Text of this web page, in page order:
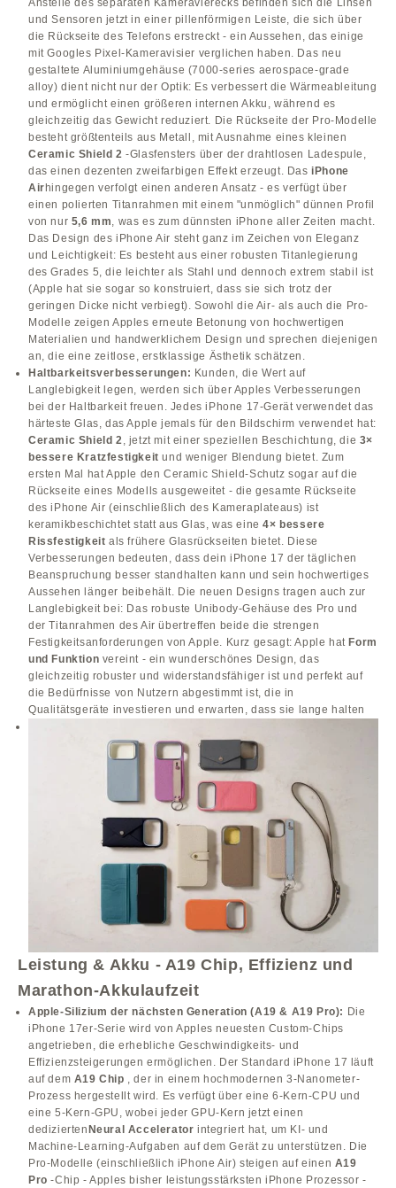
Anstelle des separaten Kameravierecks befinden sich die Linsen
und Sensoren jetzt in einer pillenförmigen Leiste, die sich über
die Rückseite des Telefons erstreckt - ein Aussehen, das einige
mit Googles Pixel-Kameravisier verglichen haben. Das neu
gestaltete Aluminiumgehäuse (7000-series aerospace-grade
alloy) dient nicht nur der Optik: Es verbessert die Wärmeableitung
und ermöglicht einen größeren internen Akku, während es
gleichzeitig das Gewicht reduziert. Die Rückseite der Pro-Modelle
besteht größtenteils aus Metall, mit Ausnahme eines kleinen
Ceramic Shield 2 -Glasfensters über der drahtlosen Ladespule,
das einen dezenten zweifarbigen Effekt erzeugt. Das iPhone
Air hingegen verfolgt einen anderen Ansatz - es verfügt über
einen polierten Titanrahmen mit einem "unmöglich" dünnen Profil
von nur 5,6 mm, was es zum dünnsten iPhone aller Zeiten macht.
Das Design des iPhone Air steht ganz im Zeichen von Eleganz
und Leichtigkeit: Es besteht aus einer robusten Titanlegierung
des Grades 5, die leichter als Stahl und dennoch extrem stabil ist
(Apple hat sie sogar so konstruiert, dass sie sich trotz der
geringen Dicke nicht verbiegt). Sowohl die Air- als auch die Pro-
Modelle zeigen Apples erneute Betonung von hochwertigen
Materialien und handwerklichem Design und sprechen diejenigen
an, die eine zeitlose, erstklassige Ästhetik schätzen.
Haltbarkeitsverbesserungen: Kunden, die Wert auf
Langlebigkeit legen, werden sich über Apples Verbesserungen
bei der Haltbarkeit freuen. Jedes iPhone 17-Gerät verwendet das
härteste Glas, das Apple jemals für den Bildschirm verwendet hat:
Ceramic Shield 2, jetzt mit einer speziellen Beschichtung, die 3×
bessere Kratzfestigkeit und weniger Blendung bietet. Zum
ersten Mal hat Apple den Ceramic Shield-Schutz sogar auf die
Rückseite eines Modells ausgeweitet - die gesamte Rückseite
des iPhone Air (einschließlich des Kameraplateaus) ist
keramikbeschichtet statt aus Glas, was eine4× bessere
Rissfestigkeit als frühere Glasrückseiten bietet. Diese
Verbesserungen bedeuten, dass dein iPhone 17 der täglichen
Beanspruchung besser standhalten kann und sein hochwertiges
Aussehen länger beibehält. Die neuen Designs tragen auch zur
Langlebigkeit bei: Das robuste Unibody-Gehäuse des Pro und
der Titanrahmen des Air übertreffen beide die strengen
Festigkeitsanforderungen von Apple. Kurz gesagt: Apple hat Form
und Funktion vereint - ein wunderschönes Design, das
gleichzeitig robuster und widerstandsfähiger ist und perfekt auf
die Bedürfnisse von Nutzern abgestimmt ist, die in
Qualitätsgeräte investieren und erwarten, dass sie lange halten
Leistung & Akku - A19 Chip, Effizienz und
Marathon-Akkulaufzeit
Apple-Silizium der nächsten Generation (A19 & A19 Pro): Die
iPhone 17er-Serie wird von Apples neuesten Custom-Chips
angetrieben, die erhebliche Geschwindigkeits- und
Effizienzsteigerungen ermöglichen. Der Standard iPhone 17 läuft
auf dem A19 Chip , der in einem hochmodernen 3-Nanometer-
Prozess hergestellt wird. Es verfügt über eine 6-Kern-CPU und
eine 5-Kern-GPU, wobei jeder GPU-Kern jetzt einen
dedizierten Neural Acceleratorintegriert hat, um KI- und
Machine-Learning-Aufgaben auf dem Gerät zu unterstützen. Die
Pro-Modelle (einschließlich iPhone Air) steigen auf einen A19
Pro-Chip - Apples bisher leistungsstärksten iPhone Prozessor -